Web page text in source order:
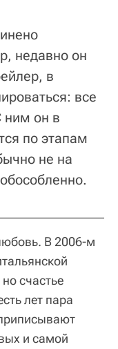
недавно он
в
все
ним он в
по этапам
не на
В 2006-м
счастье
лет пара
и самой